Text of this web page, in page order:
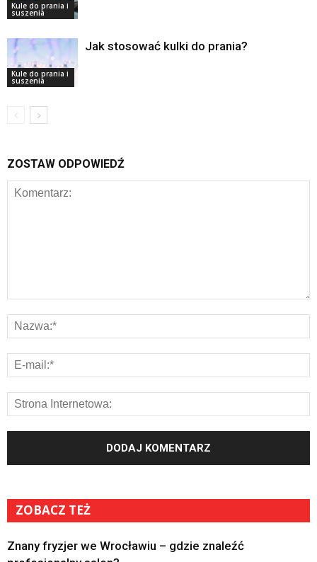
Kule do prania i
suszenia
Kule do prania i
suszenia
Jak stosować kulki do prania?
ZOSTAW ODPOWIEDŹ
ZOBACZ TEŻ
Znany fryzjer we Wrocławiu – gdzie znaleźć